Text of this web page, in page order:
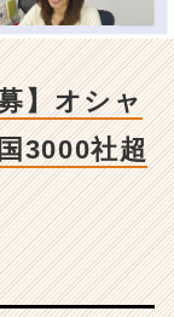
】オシャ
3000社超